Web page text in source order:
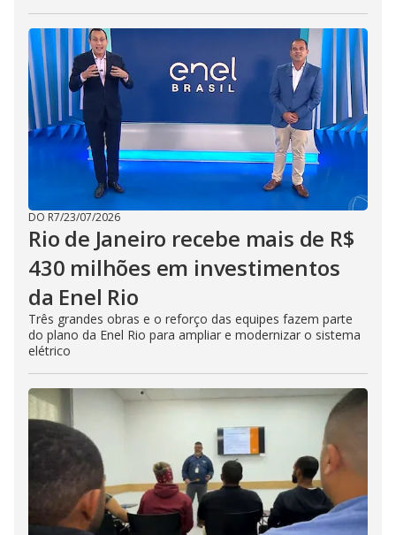
DO R7/23/07/2026
Rio de Janeiro recebe mais de R$
430 milhões em investimentos
da Enel Rio
Três grandes obras e o reforço das equipes fazem parte
do plano da Enel Rio para ampliar e modernizar o sistema
elétrico